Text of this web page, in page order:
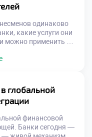
одинаково
какие услуги они
можно применить на
всё это элементы,
избегать ошибок и
стратегии […]
глобальной
финансовой
Банки сегодня —